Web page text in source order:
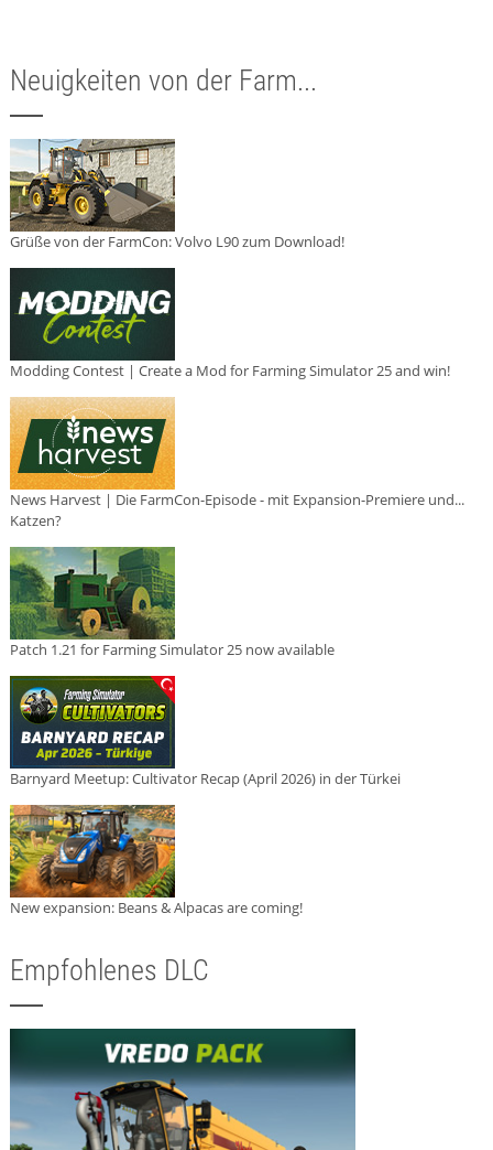
Neuigkeiten von der Farm...
Grüße von der FarmCon: Volvo L90 zum Download!
Modding Contest | Create a Mod for Farming Simulator 25 and win!
News Harvest | Die FarmCon-Episode - mit Expansion-Premiere und...
Katzen?
Patch 1.21 for Farming Simulator 25 now available
Barnyard Meetup: Cultivator Recap (April 2026) in der Türkei
New expansion: Beans & Alpacas are coming!
Empfohlenes DLC